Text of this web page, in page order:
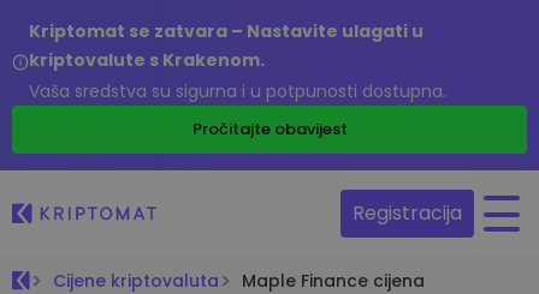
Kriptomat se zatvara – Nastavite ulagati u
kriptovalute s Krakenom.
Vaša sredstva su sigurna i u potpunosti dostupna.
Pročitajte obavijest
Registracija
Cijene kriptovaluta Maple Finance cijena